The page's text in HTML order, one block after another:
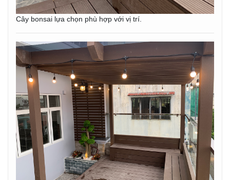
Cây bonsai lựa chọn phù hợp với vị trí.